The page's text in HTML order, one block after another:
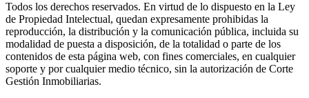
Todos los derechos reservados. En virtud de lo dispuesto en la Ley
de Propiedad Intelectual, quedan expresamente prohibidas la
reproducción, la distribución y la comunicación pública, incluida su
modalidad de puesta a disposición, de la totalidad o parte de los
contenidos de esta página web, con fines comerciales, en cualquier
soporte y por cualquier medio técnico, sin la autorización de Corte
Gestión Inmobiliarias.